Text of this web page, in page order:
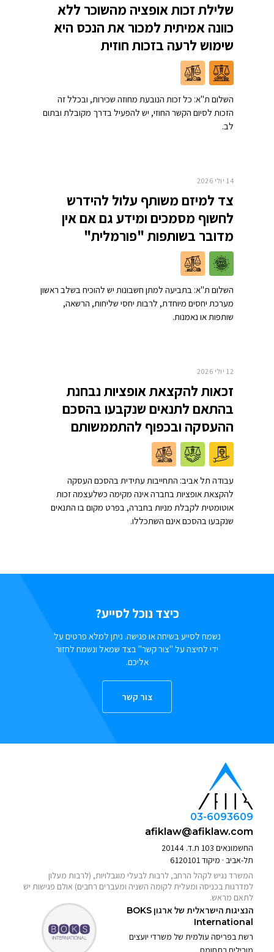
שלילת זכות אופציה מהשוכר ללא
כוונה אמיתית למכור את הנכס היא
שימוש לרעה בזכות חוזית
השלום ת"א: כל זכות הנובעת מחוזה שכירות, ובכלל זה
הזכות לסיום הקשר החוזי, יש להפעיל בדרך מקובלת ובתום
לב.
14 יולי 2026
צד למיזם משותף עלול להידרש
לחשוף מסמכים ומידע גם אם אין
מדובר בשותפות "פורמלית"
השלום ת"א: בתביעה למתן חשבונות יש להוכיח בשלב ראשון
מערכת יחסים מיוחדת, לרבות יחסי שליחות, הרשאה,
שותפות או נאמנות.
12 יולי 2026
זכאות להקצאת אופציות נבחנת
בהתאם לתנאים שנקבעו בהסכם
ההעסקה ובכפוף להתממשותם
עבודה תל אביב: התחייבות עתידית בהסכם העסקה
להקצאת אופציות בחברה אינה מקימה כשלעצמה זכות
אוטומטית לקבלת מניות בחברה, בפרט מקום בו התנאים
שנקבעו בהסכם אינם השתכללו.
כיצד נוכל לסייע?
נשמח לסייע בשיחה או פגישה. ניתן למלא פרטים על
ידי לחיצה על "צור קשר" בצד שמאל ונשמח לחזור
אליכם.
צור קשר
03-6093609
afiklaw@afiklaw.com
החשמונאים 103 ת.ד. 20144
תל-אביב · מיקוד 6120101
המשרד נגיש לקהל הרחב, לרבות לבעלי מוגבלויות, (לרבות מעלון
למדרגות בכניסה ומעלית לקומה השניה ומעברים רחבים) אולם פגישות יש
לתאם מראש.
הנציגות הישראלית של ארגוןBOKS
International
רשת בפריסה עולמית של משרדי יועצים